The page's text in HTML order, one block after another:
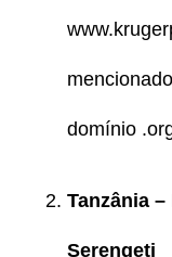
domínio
Tanzânia
Serengeti